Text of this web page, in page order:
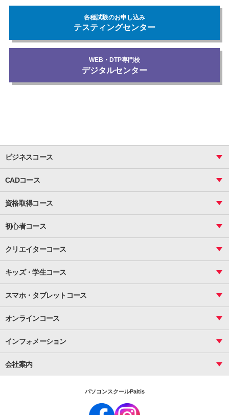
各種試験のお申し込み
テスティングセンター
WEB・DTP専門校
デジタルセンター
ビジネスコース
関数
ピボットテーブル
マクロ
資料作成（基礎）
資料作成（応用）
Word
文書作成（応用）
文書作成（デザイン活用）
Access
データベース活用
CADコース
図面作成（基礎）
図面作成（応用）
資格取得コース
ビジネス統計
CS
サーティファイ
初心者コース
インターネット活用
メール活用
クリエイターコース
基礎
応用
Illustrator
基礎
応用
HTML/CSS
InDesign
Basic
キッズ・学生コース
プライマリー（年長～小２）
スタンダード（小３～小６）
マインクラフト（年長～小６）
パソコンコース
中学生コース
高校生コース
スマホ・タブレットコース
初めてのInstagram
初めてのTwitter
初めてのfacebook
オンラインコース
インフォメーション
会社案内
パソコンスクールPaltis